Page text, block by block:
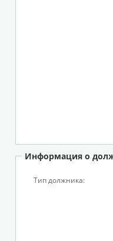
Информация о
Тип должника: